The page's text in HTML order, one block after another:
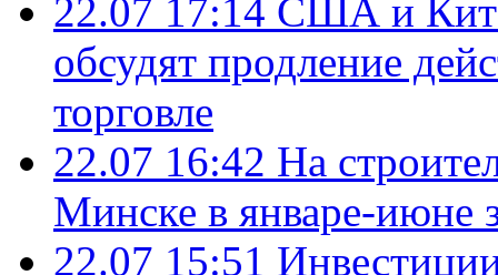
22.07 17:14 США и
обсудят продление
торговле
22.07 16:42 На
Минске в январе-июне
22.07 15:51